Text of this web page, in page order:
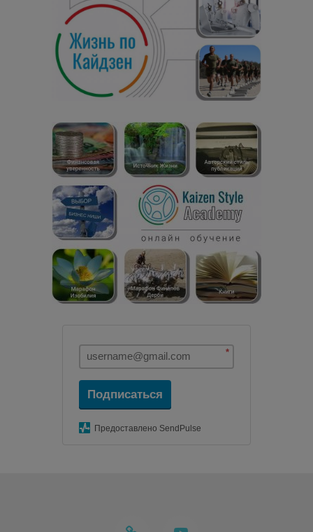
*
Подписаться
Предоставлено SendPulse